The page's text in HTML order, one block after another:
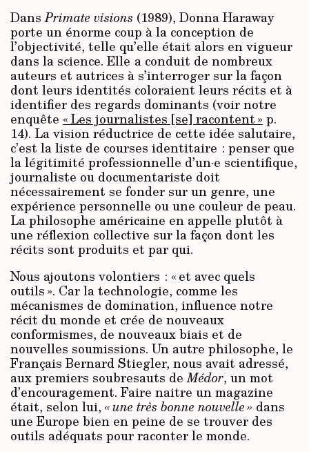
DansPrimate visions (1989), Donna Haraway
porte un énorme coup à la conception de
l’objectivité, telle qu’elle était alors en vigueur
dans la science. Elle a conduit de nombreux
auteurs et autrices à s’interroger sur la façon
dont leurs identités coloraient leurs récits et à
identifier des regards dominants (voir notre
enquête « Les journalistes [se] racontent » p.
14). La vision réductrice de cette idée salutaire,
c’est la liste de courses identitaire : penser que
la légitimité professionnelle d’un·e scientifique,
journaliste ou documentariste doit
nécessairement se fonder sur un genre, une
expérience personnelle ou une couleur de peau.
La philosophe américaine en appelle plutôt à
une réflexion collective sur la façon dont les
récits sont produits et par qui.
Nous ajoutons volontiers : « et avec quels
outils ». Car la technologie, comme les
mécanismes de domination, influence notre
récit du monde et crée de nouveaux
conformismes, de nouveaux biais et de
nouvelles soumissions. Un autre philosophe, le
Français Bernard Stiegler, nous avait adressé,
aux premiers soubresauts deMédor, un mot
d’encouragement. Faire naitre un magazine
était, selon lui, « une très bonne nouvelle » dans
une Europe bien en peine de se trouver des
outils adéquats pour raconter le monde.